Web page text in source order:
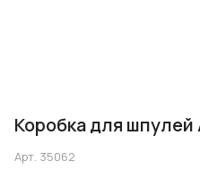
Коробка для шпулей
Арт. 35062